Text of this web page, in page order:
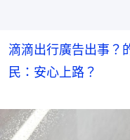
滴滴出行廣告出事
民：安心上路？